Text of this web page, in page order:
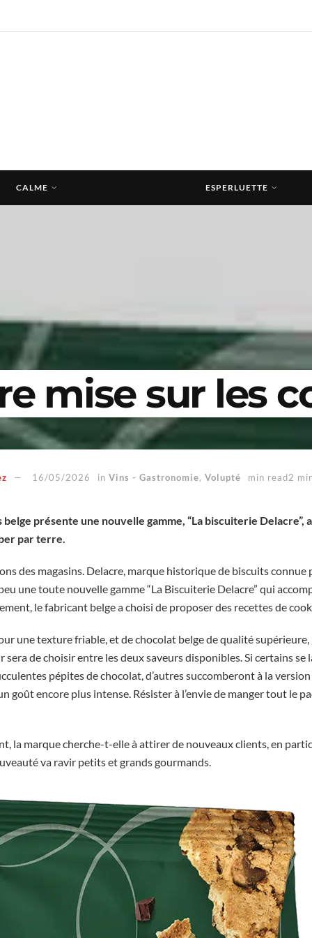
CALME ESPERLUETTE
mise sur les
16/05/2026 in Vins - Gastronomie,Volupté min read2
présente une nouvelle gamme, “La biscuiterie Delacre”,
par terre.
des magasins. Delacre, marque historique de biscuits connue
une toute nouvelle gamme “La Biscuiterie Delacre” qui
le fabricant belge a choisi de proposer des recettes de
une texture friable, et de chocolat belge de qualité
sera de choisir entre les deux saveurs disponibles. Si certains
pépites de chocolat, d’autres succomberont à la
goût encore plus intense. Résister à l’envie de manger tout le
la marque cherche-t-elle à attirer de nouveaux clients, en
va ravir petits et grands gourmands.